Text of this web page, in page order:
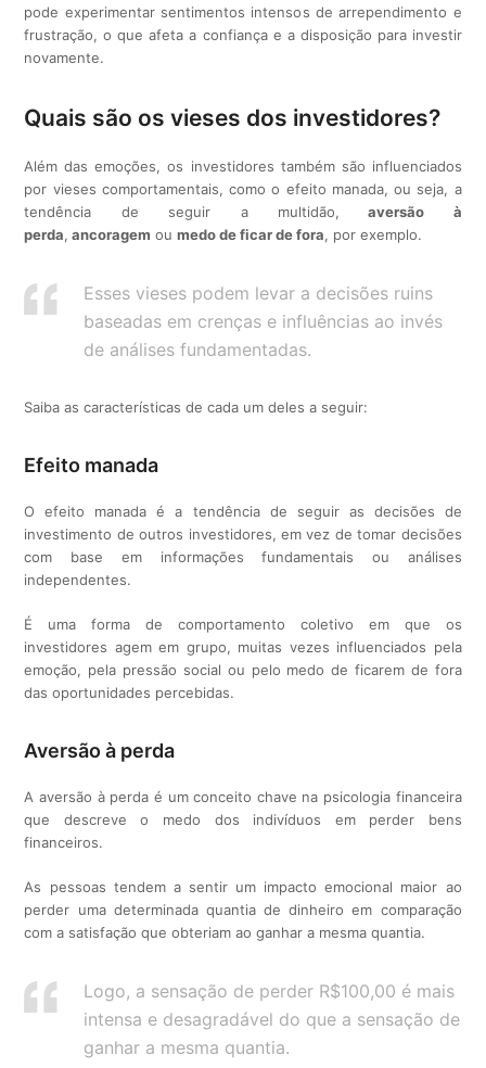
pode experimentar sentimentos intensos de arrependimento e
frustração, o que afeta a confiança e a disposição para investir
novamente.
Quais são os vieses dos investidores?
Além das emoções, os investidores também são influenciados
por vieses comportamentais, como o efeito manada, ou seja, a
tendência de seguir a multidão, aversão à
perda, ancoragem oumedo de ficar de fora, por exemplo.
Esses vieses podem levar a decisões ruins
baseadas em crenças e influências ao invés
de análises fundamentadas.
Saiba as características de cada um deles a seguir:
Efeito manada
O efeito manada é a tendência de seguir as decisões de
investimento de outros investidores, em vez de tomar decisões
com base em informações fundamentais ou análises
independentes.
É uma forma de comportamento coletivo em que os
investidores agem em grupo, muitas vezes influenciados pela
emoção, pela pressão social ou pelo medo de ficarem de fora
das oportunidades percebidas.
Aversão à perda
A aversão à perda é um conceito chave na psicologia financeira
que descreve o medo dos indivíduos em perder bens
financeiros.
As pessoas tendem a sentir um impacto emocional maior ao
perder uma determinada quantia de dinheiro em comparação
com a satisfação que obteriam ao ganhar a mesma quantia.
Logo, a sensação de perder R$100,00 é mais
intensa e desagradável do que a sensação de
ganhar a mesma quantia.